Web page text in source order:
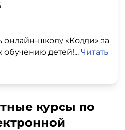
онлайн‑школу «Кодди» за
обучению детей!... Читать
курсы по